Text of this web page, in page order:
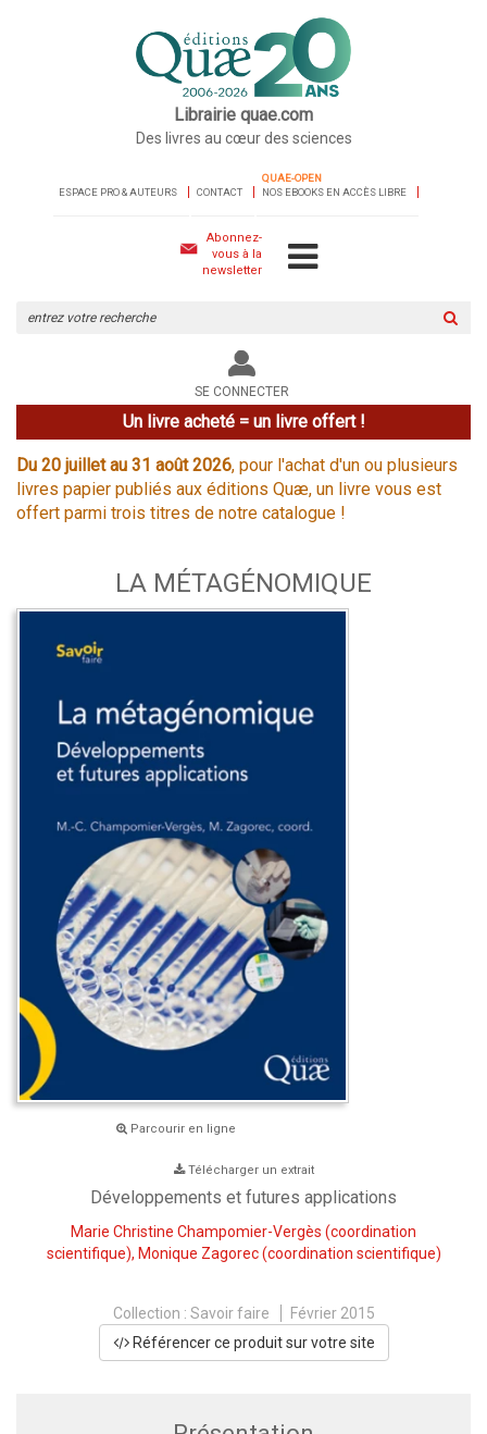
Librairie quae.com
Des livres au cœur des sciences
ESPACE PRO & AUTEURS CONTACT
QUAE-OPEN
NOS EBOOKS EN ACCÈS LIBRE
Abonnez-
vous à la
newsletter
le
site
SE CONNECTER
Un livre acheté = un livre offert !
Du 20 juillet au 31 août 2026, pour l'achat d'un ou plusieurs
livres papier publiés aux éditions Quæ, un livre vous est
offert parmi trois titres de notre catalogue !
LA MÉTAGÉNOMIQUE
Parcourir en ligne
Télécharger un extrait
Développements et futures applications
Marie Christine Champomier-Vergès (coordination
scientifique), Monique Zagorec(coordination scientifique)
Collection : Savoir faire
Février 2015
Référencer ce produit sur votre site